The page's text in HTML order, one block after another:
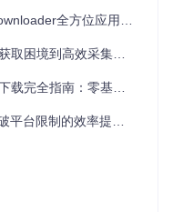
行时，系统会自动配置
全方位应用指南
到高效采集的技术指南
能轻松掌握的多平台资源获取工具
限制的效率提升方案